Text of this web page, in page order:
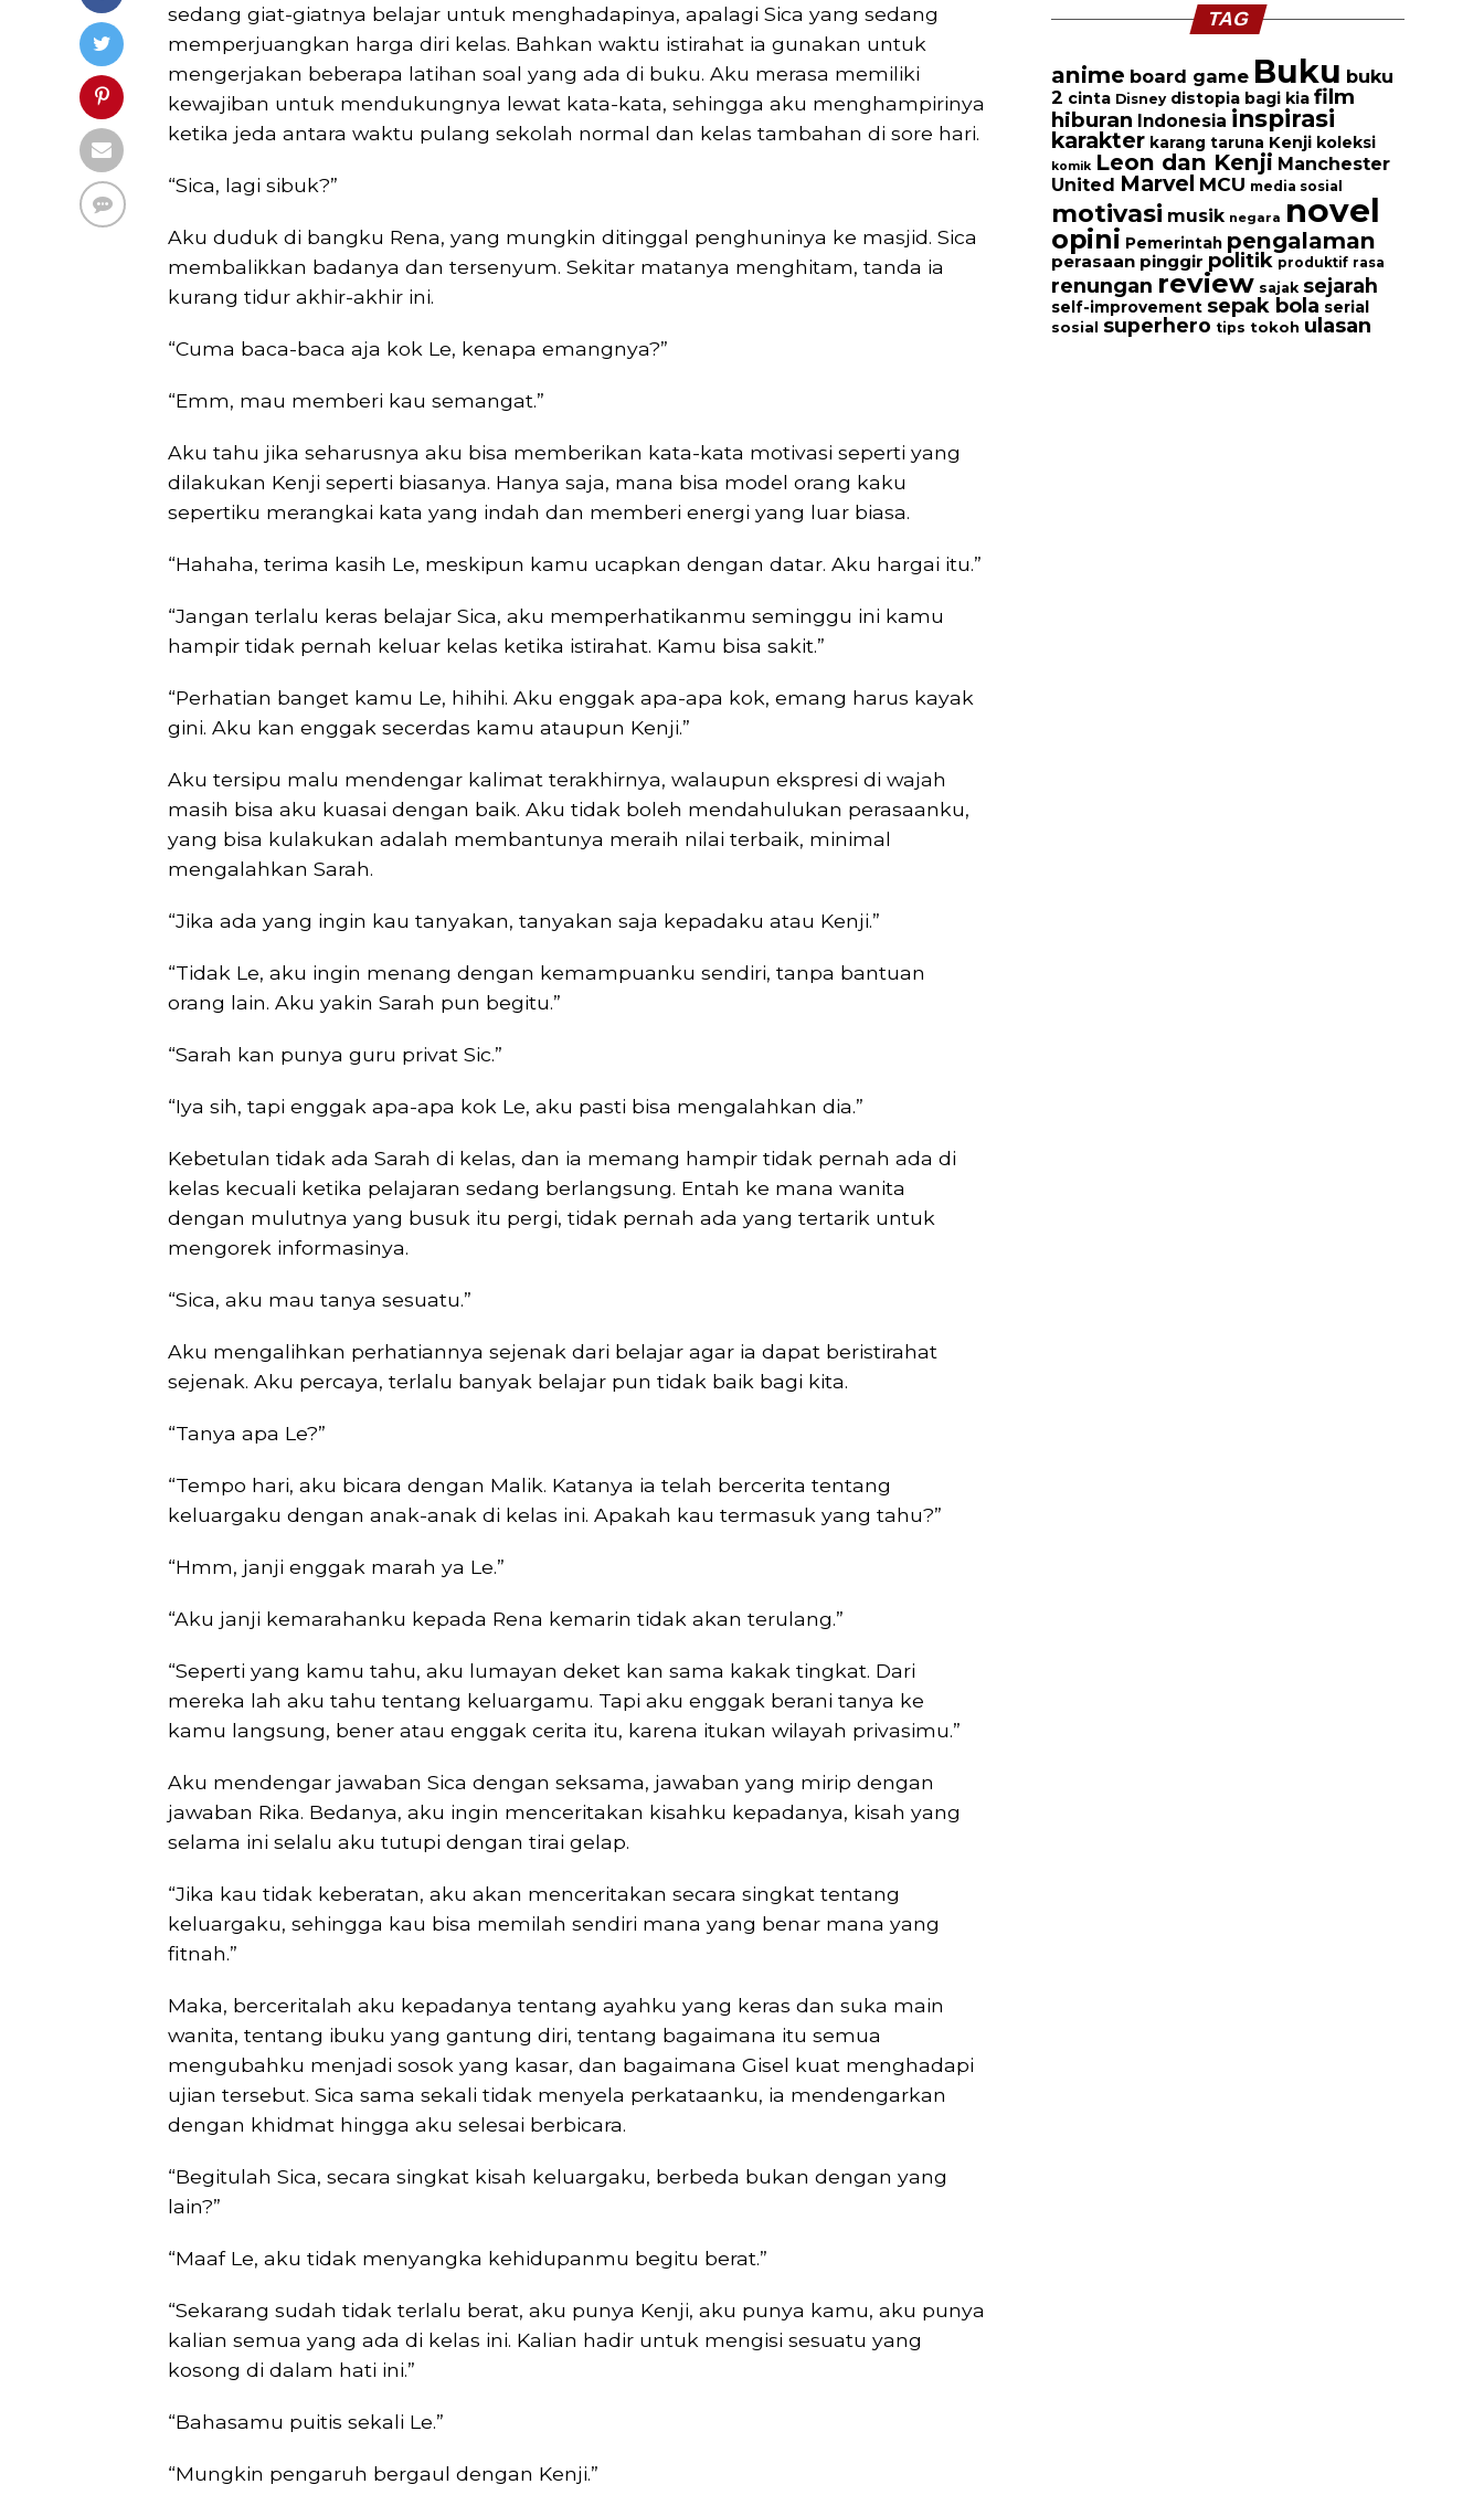
sedang giat-giatnya belajar untuk menghadapinya, apalagi Sica yang sedang
memperjuangkan harga diri kelas. Bahkan waktu istirahat ia gunakan untuk
mengerjakan beberapa latihan soal yang ada di buku. Aku merasa memiliki
kewajiban untuk mendukungnya lewat kata-kata, sehingga aku menghampirinya
ketika jeda antara waktu pulang sekolah normal dan kelas tambahan di sore hari.
“Sica, lagi sibuk?”
Aku duduk di bangku Rena, yang mungkin ditinggal penghuninya ke masjid. Sica
membalikkan badanya dan tersenyum. Sekitar matanya menghitam, tanda ia
kurang tidur akhir-akhir ini.
“Cuma baca-baca aja kok Le, kenapa emangnya?”
“Emm, mau memberi kau semangat.”
Aku tahu jika seharusnya aku bisa memberikan kata-kata motivasi seperti yang
dilakukan Kenji seperti biasanya. Hanya saja, mana bisa model orang kaku
sepertiku merangkai kata yang indah dan memberi energi yang luar biasa.
“Hahaha, terima kasih Le, meskipun kamu ucapkan dengan datar. Aku hargai itu.”
“Jangan terlalu keras belajar Sica, aku memperhatikanmu seminggu ini kamu
hampir tidak pernah keluar kelas ketika istirahat. Kamu bisa sakit.”
“Perhatian banget kamu Le, hihihi. Aku enggak apa-apa kok, emang harus kayak
gini. Aku kan enggak secerdas kamu ataupun Kenji.”
Aku tersipu malu mendengar kalimat terakhirnya, walaupun ekspresi di wajah
masih bisa aku kuasai dengan baik. Aku tidak boleh mendahulukan perasaanku,
yang bisa kulakukan adalah membantunya meraih nilai terbaik, minimal
mengalahkan Sarah.
“Jika ada yang ingin kau tanyakan, tanyakan saja kepadaku atau Kenji.”
“Tidak Le, aku ingin menang dengan kemampuanku sendiri, tanpa bantuan
orang lain. Aku yakin Sarah pun begitu.”
“Sarah kan punya guru privat Sic.”
“Iya sih, tapi enggak apa-apa kok Le, aku pasti bisa mengalahkan dia.”
Kebetulan tidak ada Sarah di kelas, dan ia memang hampir tidak pernah ada di
kelas kecuali ketika pelajaran sedang berlangsung. Entah ke mana wanita
dengan mulutnya yang busuk itu pergi, tidak pernah ada yang tertarik untuk
mengorek informasinya.
“Sica, aku mau tanya sesuatu.”
Aku mengalihkan perhatiannya sejenak dari belajar agar ia dapat beristirahat
sejenak. Aku percaya, terlalu banyak belajar pun tidak baik bagi kita.
“Tanya apa Le?”
“Tempo hari, aku bicara dengan Malik. Katanya ia telah bercerita tentang
keluargaku dengan anak-anak di kelas ini. Apakah kau termasuk yang tahu?”
“Hmm, janji enggak marah ya Le.”
“Aku janji kemarahanku kepada Rena kemarin tidak akan terulang.”
“Seperti yang kamu tahu, aku lumayan deket kan sama kakak tingkat. Dari
mereka lah aku tahu tentang keluargamu. Tapi aku enggak berani tanya ke
kamu langsung, bener atau enggak cerita itu, karena itukan wilayah privasimu.”
Aku mendengar jawaban Sica dengan seksama, jawaban yang mirip dengan
jawaban Rika. Bedanya, aku ingin menceritakan kisahku kepadanya, kisah yang
selama ini selalu aku tutupi dengan tirai gelap.
“Jika kau tidak keberatan, aku akan menceritakan secara singkat tentang
keluargaku, sehingga kau bisa memilah sendiri mana yang benar mana yang
fitnah.”
Maka, berceritalah aku kepadanya tentang ayahku yang keras dan suka main
wanita, tentang ibuku yang gantung diri, tentang bagaimana itu semua
mengubahku menjadi sosok yang kasar, dan bagaimana Gisel kuat menghadapi
ujian tersebut. Sica sama sekali tidak menyela perkataanku, ia mendengarkan
dengan khidmat hingga aku selesai berbicara.
“Begitulah Sica, secara singkat kisah keluargaku, berbeda bukan dengan yang
lain?”
“Maaf Le, aku tidak menyangka kehidupanmu begitu berat.”
“Sekarang sudah tidak terlalu berat, aku punya Kenji, aku punya kamu, aku punya
kalian semua yang ada di kelas ini. Kalian hadir untuk mengisi sesuatu yang
kosong di dalam hati ini.”
“Bahasamu puitis sekali Le.”
“Mungkin pengaruh bergaul dengan Kenji.”
TAG
anime board game Buku buku
2 cinta Disney distopia bagi kia film
hiburan Indonesia inspirasi
karakter karang taruna Kenji koleksi
komik Leon dan Kenji Manchester
United Marvel MCU media sosial
motivasi musik negara novel
opini Pemerintah pengalaman
perasaan pinggir politik produktif rasa
renungan review sajak sejarah
self-improvement sepak bola serial
sosial superhero tips tokoh ulasan